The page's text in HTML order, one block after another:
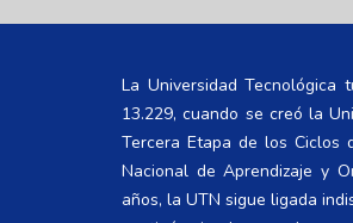
La Universidad
13.229, cuando se creó la
Tercera Etapa de los Ciclos
Nacional de Aprendizaje y
años, la UTN sigue ligada